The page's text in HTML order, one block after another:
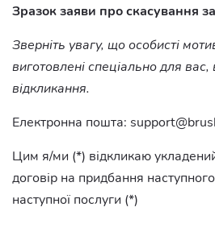
Зразок заяви про скасування
Зверніть увагу, що особисті
виготовлені спеціально для
відкликання.
Електронна пошта:
Цим я/ми (*) відкликаю
договір на придбання
наступної послуги (*)